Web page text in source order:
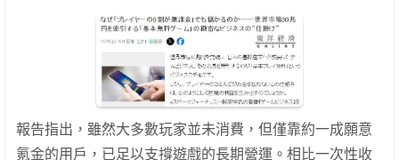
報告指出，雖然大多數玩家並未消費，但僅靠約一成願意
氪金的用戶，已足以支撐遊戲的長期營運。相比一次性收